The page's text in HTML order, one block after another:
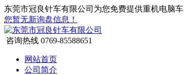
东莞市冠良针车有限公司为您免费提供重机电脑
您暂无新询盘信息！
咨询热线 0769-85588651
网站首页
公司简介